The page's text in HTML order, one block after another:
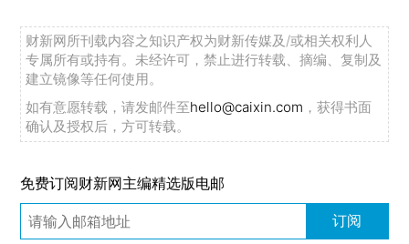
财新网所刊载内容之知识产权为财新传媒及/或相关权利人
专属所有或持有。未经许可，禁止进行转载、摘编、复制及
建立镜像等任何使用。
如有意愿转载，请发邮件至hello@caixin.com ，获得书面
确认及授权后，方可转载。
免费订阅财新网主编精选版电邮
订阅